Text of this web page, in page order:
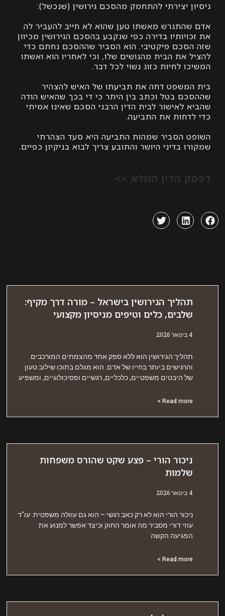
יצירתי להתחמק מהסכם גירושין (שנכשל):
מאשתו טען שהוא לא חייב להעביר לה
בדירה כפי שנקבע בהסכם הגירושין מכיוון
פיקטיבי. הוא הסביר שההסכם נחתם כדי
את הבית מהנושים שלו, וכי לאחריו הוא ואשתו
לחיות כזוג נשוי לכל דבר.
דחה את תביעתו של האיש להצהיר
בטל וכתב בין היתר כי די בכך שהאיש הודה
לאישור לבית הדין הרבני הסכם שאינו אמיתי
את התביעה.
הסביר שמהות התביעה היא סעד הצהרתי
בדיני היושר והתובע צריך לבוא בניקיון כפיים.
הדין המלא >>
הגירושין בישראל – מורה דרך מקיף:
כלים וטיפים מניסיון מקצועי
הגירושין הוא ללא ספק אחד מהצמתים המורכבים
ביותר בחייו של אדם. הוא מגלם בתוכו שילוב טעון
היבטים משפטיים, כלכליים, רגשיים ופסיכולוגיים, ומשפיע
הורי – פצע שקט שהורס משפחות
הורי הוא לא רק כאב רגשי – הוא גם עוולה משפטית. עו"ד
דורי מסביר מה אומר החוק וכיצד אפשר למנוע את
הקשה